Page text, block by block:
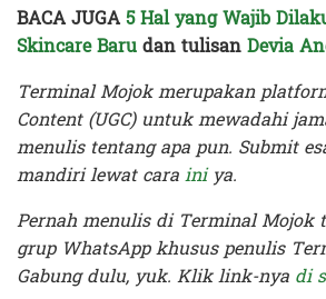
BACA JUGA5 Hal yang Wajib
Skincare Barudan tulisanDevia
Terminal Mojok merupakan
Content (UGC) untuk mewadahi
menulis tentang apa pun. Submit
mandiri lewat carainiya.
Pernah menulis di Terminal Mojok
grup WhatsApp khusus penulis
Gabung dulu, yuk. Klik link-nya di